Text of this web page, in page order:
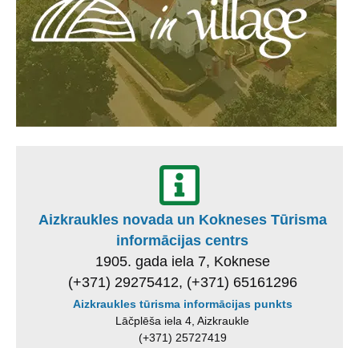
Aizkraukles novada un Kokneses Tūrisma
informācijas centrs
1905. gada iela 7, Koknese
(+371) 29275412, (+371) 65161296
Aizkraukles tūrisma informācijas punkts
Lāčplēša iela 4, Aizkraukle
(+371) 25727419